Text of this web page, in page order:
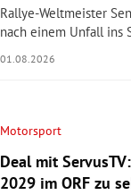
Rallye-Weltmeister
nach einem Unfall ins
01.08.2026
Motorsport
Deal mit
2029 im ORF zu